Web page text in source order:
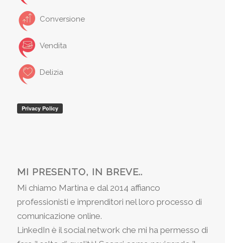
Conversione
Vendita
Delizia
MI PRESENTO, IN BREVE..
Mi chiamo Martina e dal 2014 affianco
professionisti e imprenditori nel loro processo di
comunicazione online.
LinkedIn è il social network che mi ha permesso di